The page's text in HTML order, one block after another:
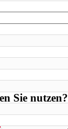
Sie nutzen?